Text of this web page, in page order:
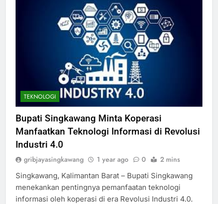
TEKNOLOGI
Bupati Singkawang Minta Koperasi
Manfaatkan Teknologi Informasi di Revolusi
Industri 4.0
gribjayasingkawang 1 year ago 0 2 mins
Singkawang, Kalimantan Barat – Bupati Singkawang
menekankan pentingnya pemanfaatan teknologi
informasi oleh koperasi di era Revolusi Industri 4.0.